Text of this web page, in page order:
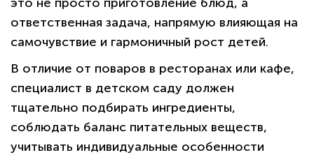
ответственная задача, напрямую влияющая на
самочувствие и гармоничный рост детей.
В отличие от поваров в ресторанах или кафе,
специалист в детском саду должен
тщательно подбирать ингредиенты,
соблюдать баланс питательных веществ,
учитывать индивидуальные особенности